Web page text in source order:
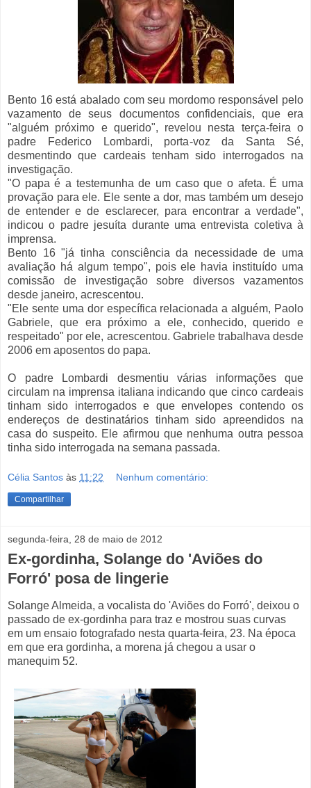
Bento 16 está abalado com seu mordomo responsável pelo
vazamento de seus documentos confidenciais, que era
"alguém próximo e querido", revelou nesta terça-feira o
padre Federico Lombardi, porta-voz da Santa Sé,
desmentindo que cardeais tenham sido interrogados na
investigação.
"O papa é a testemunha de um caso que o afeta. É uma
provação para ele. Ele sente a dor, mas também um desejo
de entender e de esclarecer, para encontrar a verdade",
indicou o padre jesuíta durante uma entrevista coletiva à
imprensa.
Bento 16 "já tinha consciência da necessidade de uma
avaliação há algum tempo", pois ele havia instituído uma
comissão de investigação sobre diversos vazamentos
desde janeiro, acrescentou.
"Ele sente uma dor específica relacionada a alguém, Paolo
Gabriele, que era próximo a ele, conhecido, querido e
respeitado" por ele, acrescentou. Gabriele trabalhava desde
2006 em aposentos do papa.
O padre Lombardi desmentiu várias informações que
circulam na imprensa italiana indicando que cinco cardeais
tinham sido interrogados e que envelopes contendo os
endereços de destinatários tinham sido apreendidos na
casa do suspeito. Ele afirmou que nenhuma outra pessoa
tinha sido interrogada na semana passada.
Célia Santos às 11:22 Nenhum comentário:
Compartilhar
segunda-feira, 28 de maio de 2012
Ex-gordinha, Solange do 'Aviões do
Forró' posa de lingerie
Solange Almeida, a vocalista do 'Aviões do Forró', deixou o
passado de ex-gordinha para traz e mostrou suas curvas
em um ensaio fotografado nesta quarta-feira, 23. Na época
em que era gordinha, a morena já chegou a usar o
manequim 52.